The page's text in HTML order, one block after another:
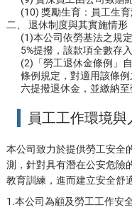
(10) 獎勵生育：員工生
二、 退休制度與其實施情形
(1)本公司依勞基法之規
5%提撥，該款項全數存
(2)「勞工退休金條例」
條例規定，對適用該條
六提撥退休金，並繳納至
員工工作環境
本公司致力於提供勞工安全
測，針對具有潛在公安危險
教育訓練，進而建立安全舒
1.本公司為顧及勞工工作安